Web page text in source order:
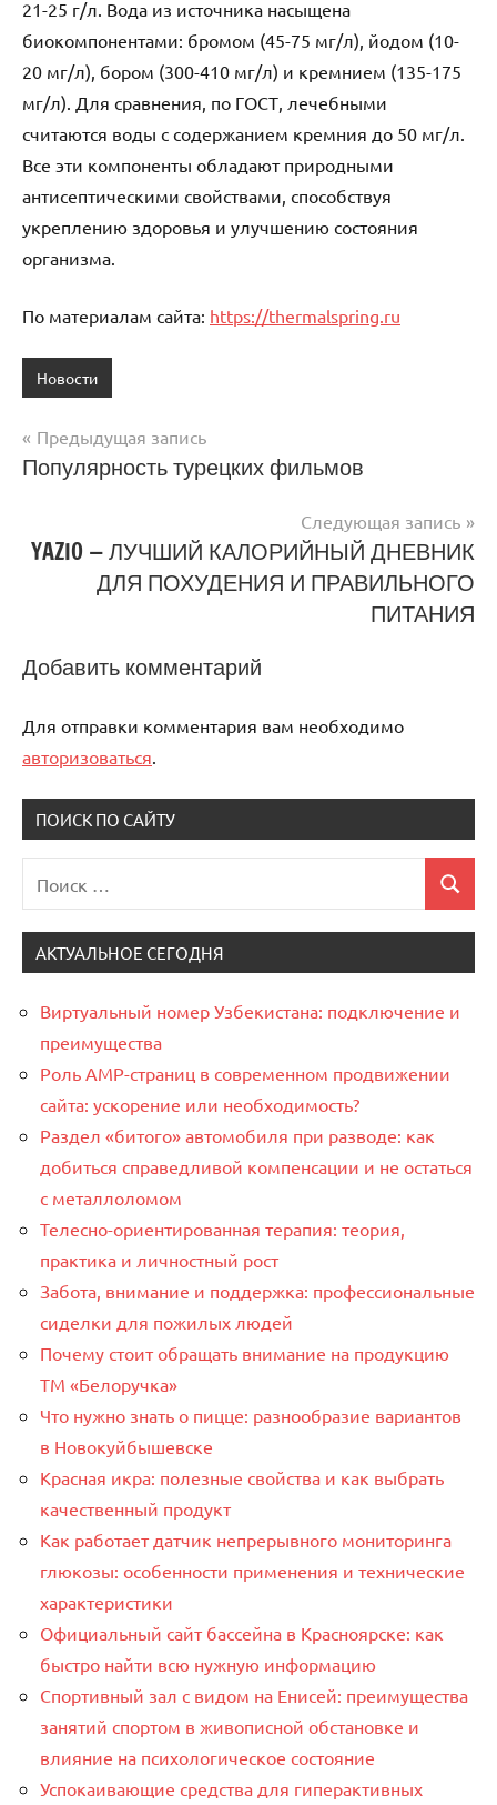
21-25 г/л. Вода из источника насыщена
биокомпонентами: бромом (45-75 мг/л), йодом (10-
20 мг/л), бором (300-410 мг/л) и кремнием (135-175
мг/л). Для сравнения, по ГОСТ, лечебными
считаются воды с содержанием кремния до 50 мг/л.
Все эти компоненты обладают природными
антисептическими свойствами, способствуя
укреплению здоровья и улучшению состояния
организма.
По материалам сайта: https://thermalspring.ru
Новости
Навигация
записям
Предыдущая запись
Популярность турецких фильмов
Следующая запись
YAZIO — ЛУЧШИЙ КАЛОРИЙНЫЙ ДНЕВНИК
ДЛЯ ПОХУДЕНИЯ И ПРАВИЛЬНОГО
ПИТАНИЯ
Добавить комментарий
Для отправки комментария вам необходимо
авторизоваться.
ПОИСК ПО САЙТУ
для:
Поиск
АКТУАЛЬНОЕ СЕГОДНЯ
Виртуальный номер Узбекистана: подключение и
преимущества
Роль AMP-страниц в современном продвижении
сайта: ускорение или необходимость?
Раздел «битого» автомобиля при разводе: как
добиться справедливой компенсации и не остаться
с металлоломом
Телесно-ориентированная терапия: теория,
практика и личностный рост
Забота, внимание и поддержка: профессиональные
сиделки для пожилых людей
Почему стоит обращать внимание на продукцию
ТМ «Белоручка»
Что нужно знать о пицце: разнообразие вариантов
в Новокуйбышевске
Красная икра: полезные свойства и как выбрать
качественный продукт
Как работает датчик непрерывного мониторинга
глюкозы: особенности применения и технические
характеристики
Официальный сайт бассейна в Красноярске: как
быстро найти всю нужную информацию
Спортивный зал с видом на Енисей: преимущества
занятий спортом в живописной обстановке и
влияние на психологическое состояние
Успокаивающие средства для гиперактивных